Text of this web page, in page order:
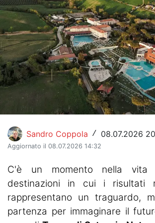
Hockey
Pallanuoto
Pallamano
Altre
News
Turismo
Eventi
Sandro Coppola / 08.07.2026
Aggiornato il 08.07.2026 14:32
C'è un momento nella vita
destinazioni in cui i risultati
rappresentano un traguardo,
partenza per immaginare il